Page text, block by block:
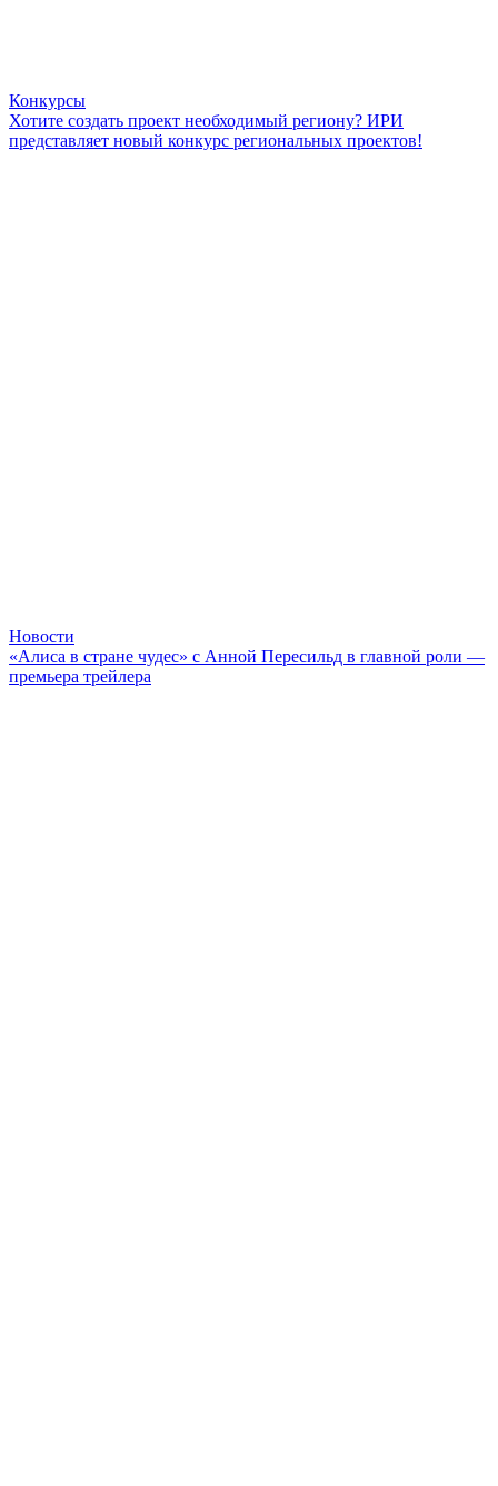
Конкурсы
Хотите создать проект необходимый региону? ИРИ
представляет новый конкурс региональных проектов!
Новости
«Алиса в стране чудес» с Анной Пересильд в главной роли —
премьера трейлера